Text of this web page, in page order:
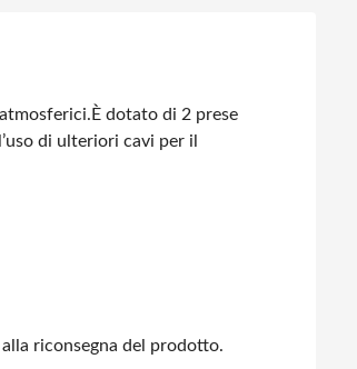
È dotato di 2 prese
di ulteriori cavi per il
riconsegna del prodotto.